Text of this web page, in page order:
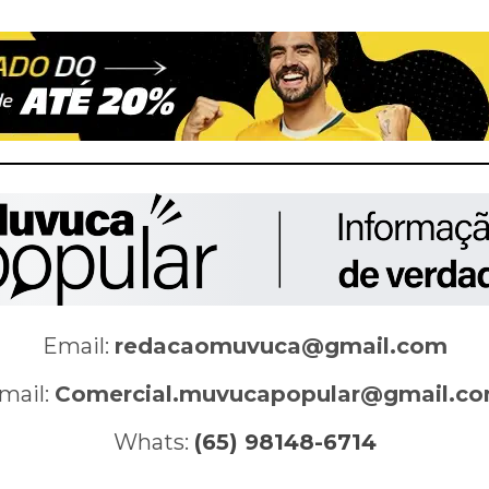
Email: redacaomuvuca@gmail.com
Whats: (65) 98148-6714